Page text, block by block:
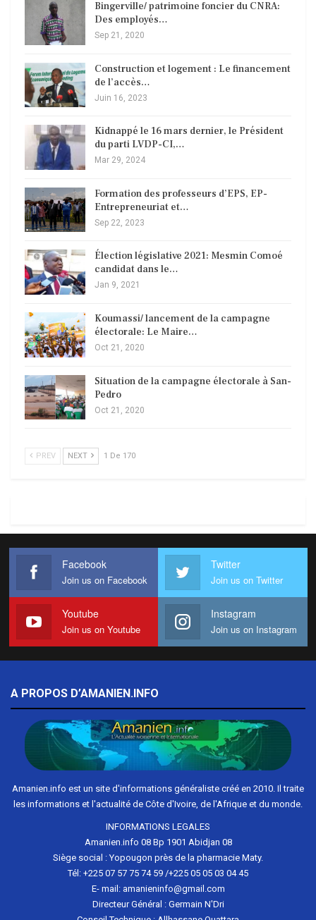
Bingerville/ patrimoine foncier du CNRA:
Des employés…
Sep 21, 2020
Construction et logement : Le financement
de l’accès…
Juin 16, 2023
Kidnappé le 16 mars dernier, le Président
du parti LVDP-CI,…
Mar 29, 2024
Formation des professeurs d’EPS, EP-
Entrepreneuriat et…
Sep 22, 2023
Élection législative 2021: Mesmin Comoé
candidat dans le…
Jan 9, 2021
Koumassi/ lancement de la campagne
électorale: Le Maire…
Oct 21, 2020
Situation de la campagne électorale à San-
Pedro
Oct 21, 2020
PREV NEXT 1 De 170
Facebook
Join us on Facebook
Twitter
Join us on Twitter
Youtube
Join us on Youtube
Instagram
Join us on Instagram
A PROPOS D’AMANIEN.INFO
Amanien.info est un site d'informations généraliste créé en 2010. Il traite
les informations et l'actualité de Côte d'Ivoire, de l'Afrique et du monde.
INFORMATIONS LEGALES
Amanien.info 08 Bp 1901 Abidjan 08
Siège social : Yopougon près de la pharmacie Maty.
Tél: +225 07 57 75 74 59 /+225 05 05 03 04 45
E- mail: amanieninfo@gmail.com
Directeur Général : Germain N'Dri